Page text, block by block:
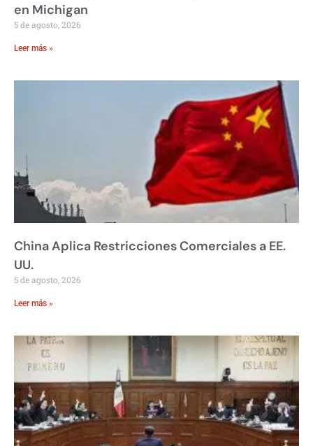
en Michigan
5 de agosto, 2026
Leer más »
China Aplica Restricciones Comerciales a EE.
UU.
5 de agosto, 2026
Leer más »